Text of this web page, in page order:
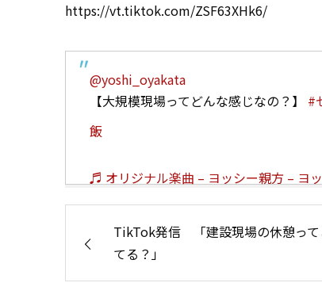
https://vt.tiktok.com/ZSF63XHk6/
@yoshi_oyakata
【大規模現場ってどんな感じなの？】 #
飯
♬ オリジナル楽曲 – ヨッシー親方 – ヨ
TikTok発信 「建設現場の休憩って
てる？」